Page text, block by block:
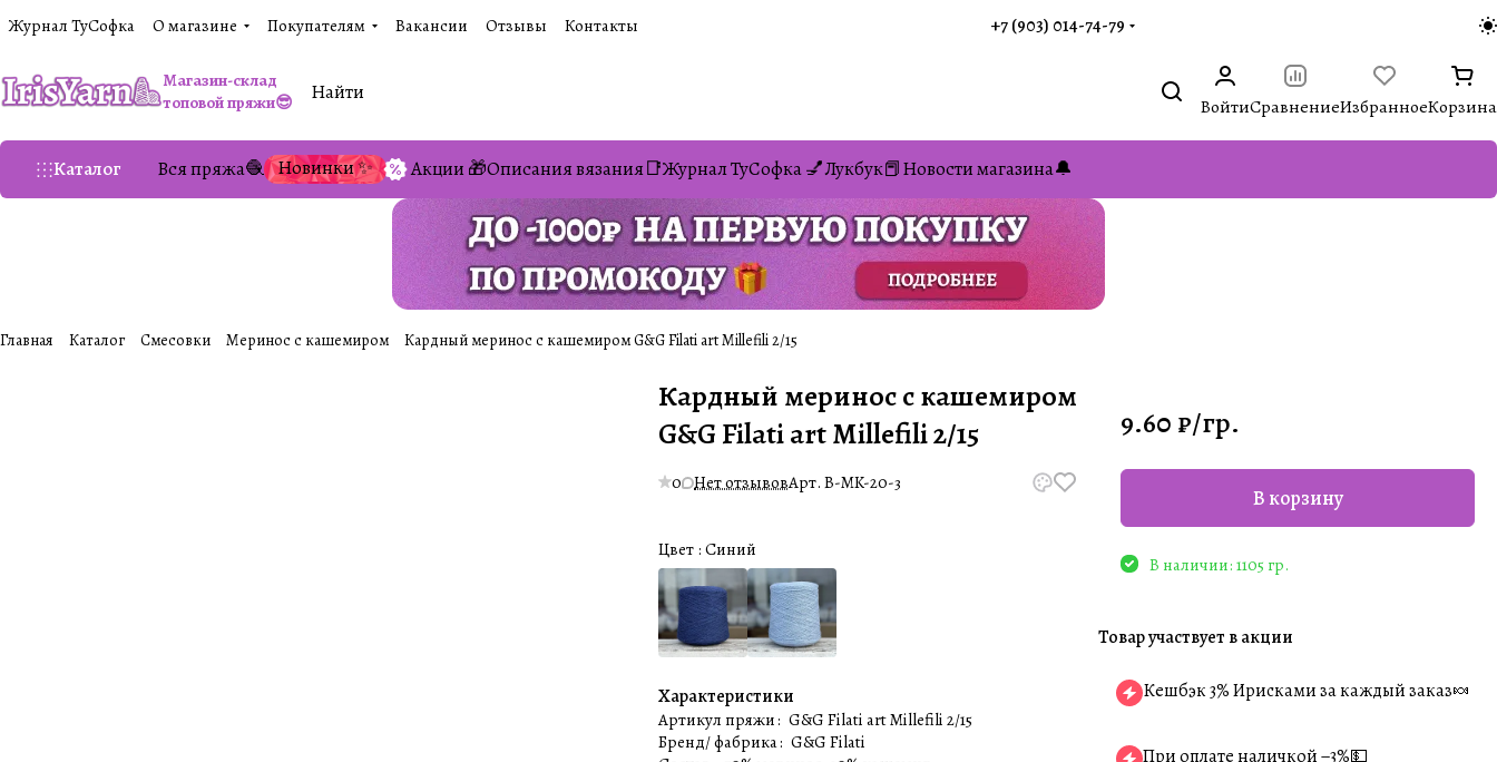
Журнал ТуСофка О магазине Покупателям Вакансии Отзывы Контакты +7 (903) 014-74-79‬
Магазин-склад
топовой пряжи😎
ВойтиСравнениеИзбранноеКорзина
Каталог Вся пряжа🧶 Новинки ✨ Акции 🎁Описания вязания📑Журнал ТуСофка 💅Лукбук📕Новости магазина🔔
Главная Каталог Смесовки Меринос с кашемиром Кардный меринос с кашемиром G&G Filati art Millefili 2/15
Кардный меринос с кашемиром
G&G Filati art Millefili 2/15
0 Нет отзывовАрт.B-MK-20-3
Цвет :Синий
Характеристики
Артикул пряжи: G&G Filati art Millefili 2/15
Бренд/ фабрика: G&G Filati
9.60 ₽/гр.
В корзину
В наличии: 1105 гр.
Товар участвует в акции
Кешбэк 3% Ирисками за каждый заказ🍬
При оплате наличкой −3%💵